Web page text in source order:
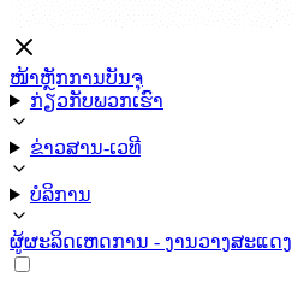
ໜ້າຫຼັກການບັນຈຸ
ກ່ຽວກັບພວກເຮົາ
ຂ່າວສານ-ເວທີ
ບໍລິການ
ຜູ້ຜະລິດເຫດການ - ງານວາງສະແດງ